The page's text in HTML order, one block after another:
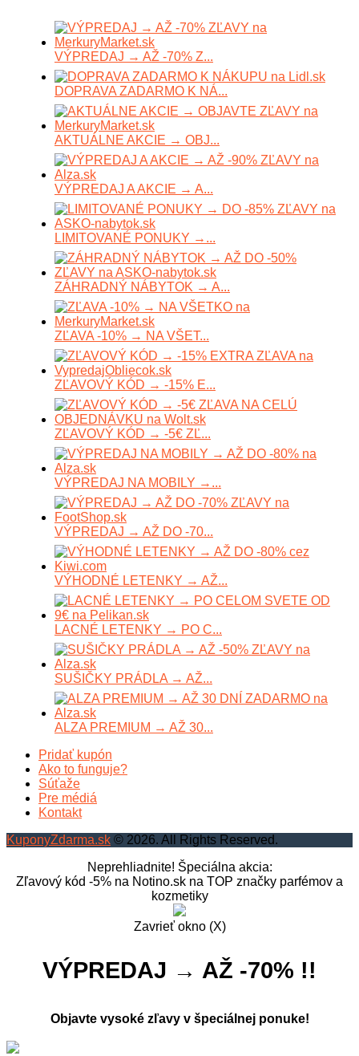
VÝPREDAJ → AŽ -70% Z...
DOPRAVA ZADARMO K NÁ...
AKTUÁLNE AKCIE → OBJ...
VÝPREDAJ A AKCIE → A...
LIMITOVANÉ PONUKY →...
ZÁHRADNÝ NÁBYTOK → A...
ZĽAVA -10% → NA VŠET...
ZĽAVOVÝ KÓD → -15% E...
ZĽAVOVÝ KÓD → -5€ ZĽ...
VÝPREDAJ NA MOBILY →...
VÝPREDAJ → AŽ DO -70...
VÝHODNÉ LETENKY → AŽ...
LACNÉ LETENKY → PO C...
SUŠIČKY PRÁDLA → AŽ...
ALZA PREMIUM → AŽ 30...
Pridať kupón
Ako to funguje?
Súťaže
Pre médiá
Kontakt
KuponyZdarma.sk © 2026. All Rights Reserved.
Neprehliadnite! Špeciálna akcia:
Zľavový kód -5% na Notino.sk na TOP značky parfémov a
kozmetiky
Zavrieť okno (X)
VÝPREDAJ → AŽ -70% !!
Objavte vysoké zľavy v špeciálnej ponuke!